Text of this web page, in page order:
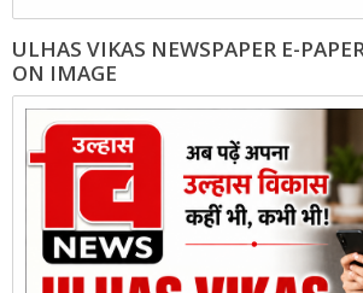
ULHAS VIKAS NEWSPAPER E-
ON IMAGE